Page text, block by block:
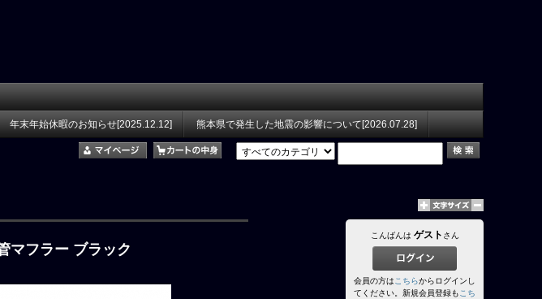
年末年始休暇のお知らせ[2025.12.12] 熊本県で発生した地震の影響について[2026.07.28]
マフラー ブラック
こんばんは ゲスト さん
会員の方はこちらからログインし
てください。新規会員登録もこち